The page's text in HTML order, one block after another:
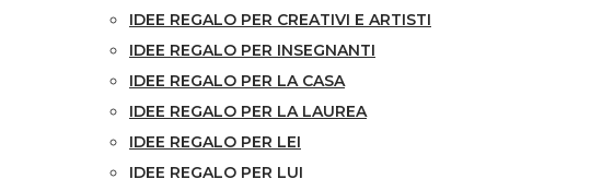
IDEE REGALO PER CREATIVI E ARTISTI
IDEE REGALO PER INSEGNANTI
IDEE REGALO PER LA CASA
IDEE REGALO PER LA LAUREA
IDEE REGALO PER LEI
IDEE REGALO PER LUI